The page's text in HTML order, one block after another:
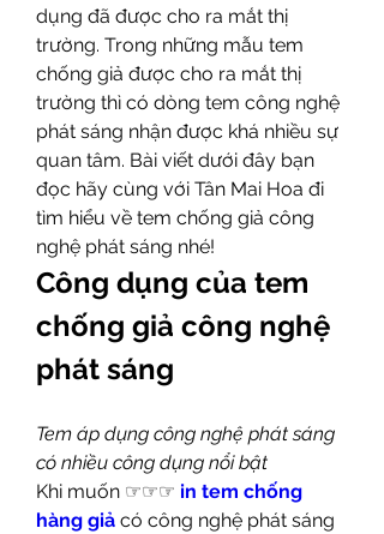
dụng đã được cho ra mắt thị
trường. Trong những mẫu tem
chống giả được cho ra mắt thị
trường thì có dòng tem công nghệ
phát sáng nhận được khá nhiều sự
quan tâm. Bài viết dưới đây bạn
đọc hãy cùng với Tân Mai Hoa đi
tìm hiểu về tem chống giả công
nghệ phát sáng nhé!
Công dụng của tem
chống giả công nghệ
phát sáng
Tem áp dụng công nghệ phát sáng
có nhiều công dụng nổi bật
Khi muốn ☞☞☞ in tem chống
hàng giả có công nghệ phát sáng